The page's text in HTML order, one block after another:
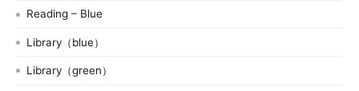
Reading – Blue
Library（blue）
Library（green）